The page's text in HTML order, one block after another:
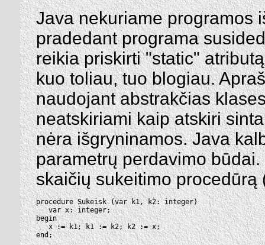
Java nekuriame programos
pradedant programa
reikia priskirti "static"
kuo toliau, tuo blogiau.
naudojant abstrakčias
neatskiriami kaip atskiri
nėra išgryninamos. Java
parametrų perdavimo
skaičių sukeitimo
procedure Sukeisk (var k1, k2: integer)
   var x: integer;
begin
   x := k1; k1 := k2; k2 := x;
end;